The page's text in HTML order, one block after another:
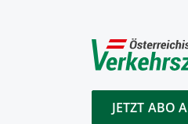
JETZT ABO